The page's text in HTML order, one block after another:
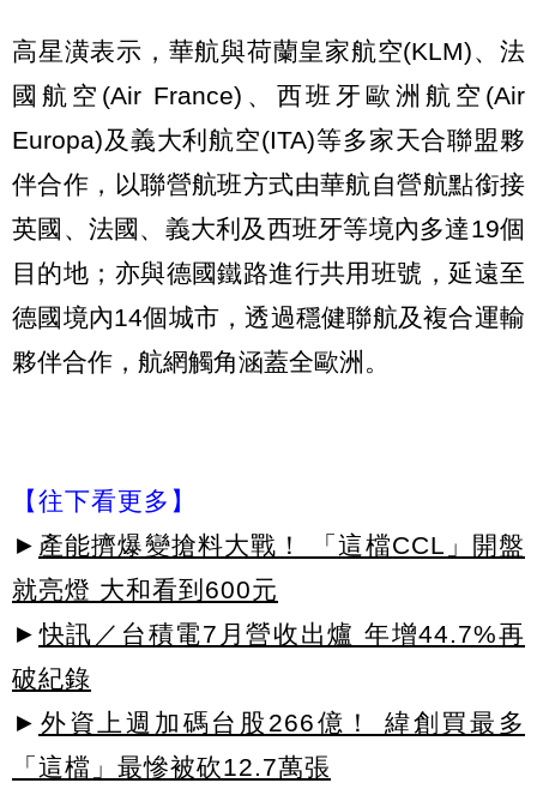
高星潢表示，華航與荷蘭皇家航空(KLM)、法
國航空(Air France)、西班牙歐洲航空(Air
Europa)及義大利航空(ITA)等多家天合聯盟夥
伴合作，以聯營航班方式由華航自營航點銜接
英國、法國、義大利及西班牙等境內多達19個
目的地；亦與德國鐵路進行共用班號，延遠至
德國境內14個城市，透過穩健聯航及複合運輸
夥伴合作，航網觸角涵蓋全歐洲。
【往下看更多】
► 產能擠爆變搶料大戰！ 「這檔CCL」開盤
就亮燈 大和看到600元
► 快訊／台積電7月營收出爐 年增44.7%再
破紀錄
► 外資上週加碼台股266億！ 緯創買最多
「這檔」最慘被砍12.7萬張